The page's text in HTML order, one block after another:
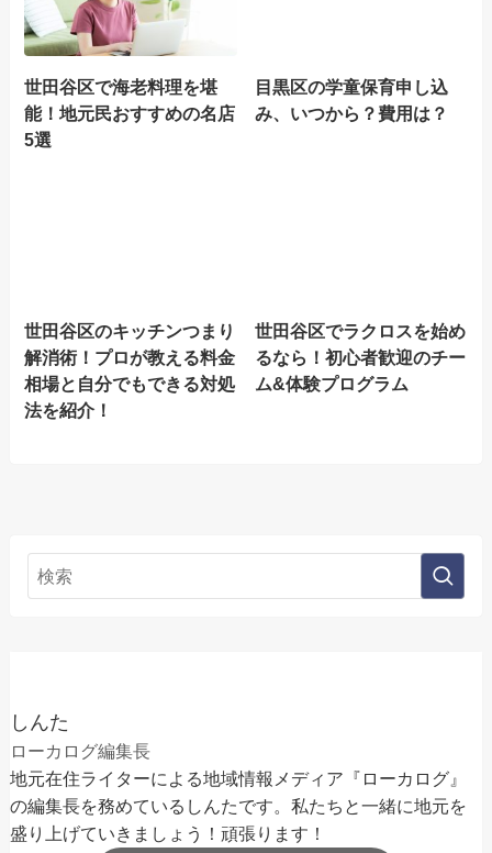
世田谷区で海老料理を堪
能！地元民おすすめの名店
5選
目黒区の学童保育申し込
み、いつから？費用は？
世田谷区のキッチンつまり
解消術！プロが教える料金
相場と自分でもできる対処
法を紹介！
世田谷区でラクロスを始め
るなら！初心者歓迎のチー
ム&体験プログラム
しんた
ローカログ編集長
地元在住ライターによる地域情報メディア『ローカログ』
の編集長を務めているしんたです。私たちと一緒に地元を
盛り上げていきましょう！頑張ります！